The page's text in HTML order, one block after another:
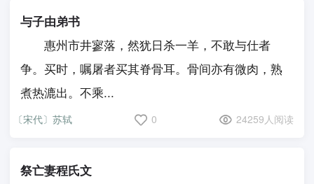
与子由弟书
惠州市井寥落，然犹日杀一羊，不敢与仕者
争。买时，嘱屠者买其脊骨耳。骨间亦有微肉，熟
煮热漉出。不乘...
〔宋代〕苏轼 0 24259人阅读
祭亡妻程氏文